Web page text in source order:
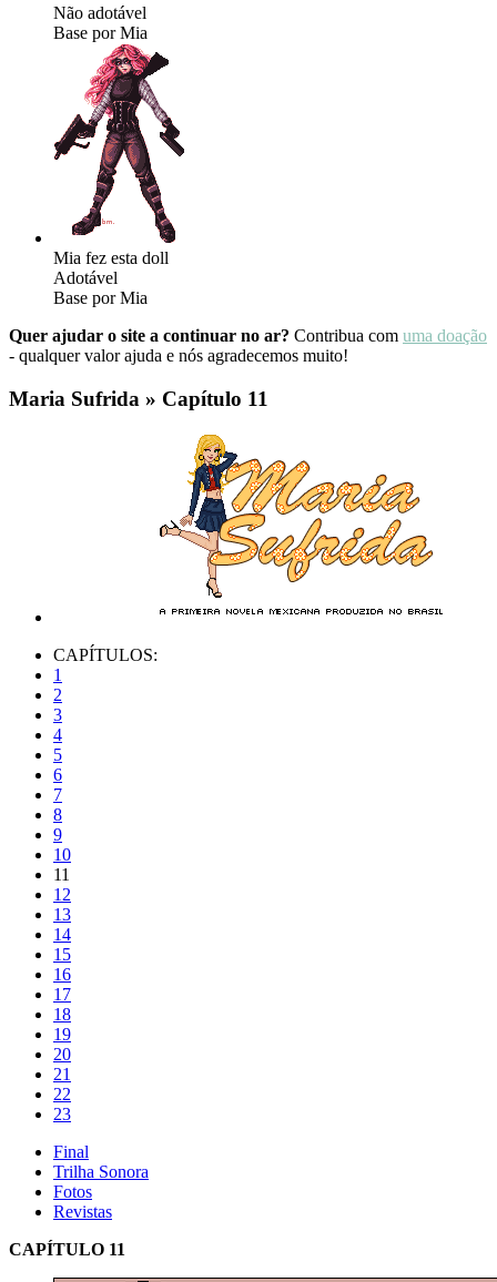
Não adotável
Base por Mia
Mia fez esta doll
Adotável
Base por Mia
Quer ajudar o site a continuar no ar? Contribua com uma doação
- qualquer valor ajuda e nós agradecemos muito!
Maria Sufrida » Capítulo 11
CAPÍTULOS:
1
2
3
4
5
6
7
8
9
10
11
12
13
14
15
16
17
18
19
20
21
22
23
Final
Trilha Sonora
Fotos
Revistas
CAPÍTULO 11